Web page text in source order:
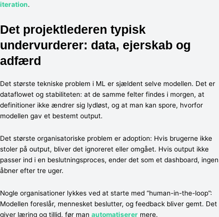
iteration.
Det projektlederen typisk
undervurderer: data, ejerskab og
adfærd
Det største tekniske problem i ML er sjældent selve modellen. Det er
dataflowet og stabiliteten: at de samme felter findes i morgen, at
definitioner ikke ændrer sig lydløst, og at man kan spore, hvorfor
modellen gav et bestemt output.
Det største organisatoriske problem er adoption: Hvis brugerne ikke
stoler på output, bliver det ignoreret eller omgået. Hvis output ikke
passer ind i en beslutningsproces, ender det som et dashboard, ingen
åbner efter tre uger.
Nogle organisationer lykkes ved at starte med “human-in-the-loop”:
Modellen foreslår, mennesket beslutter, og feedback bliver gemt. Det
giver læring og tillid, før man automatiserer mere.